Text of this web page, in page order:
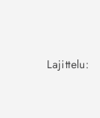
Lajittelu: